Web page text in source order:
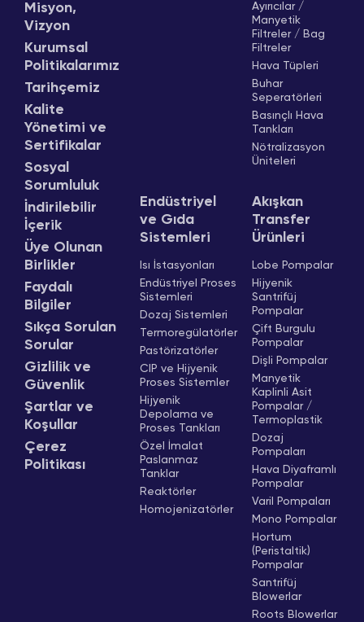
Misyon,
Vizyon
Kurumsal
Politikalarımız
Tarihçemiz
Kalite
Yönetimi ve
Sertifikalar
Sosyal
Sorumluluk
İndirilebilir
İçerik
Üye Olunan
Birlikler
Faydalı
Bilgiler
Sıkça Sorulan
Sorular
Gizlilik ve
Güvenlik
Şartlar ve
Koşullar
Çerez
Politikası
Ayırıcılar /
Manyetik
Filtreler / Bag
Filtreler
Hava Tüpleri
Buhar
Seperatörleri
Basınçlı Hava
Tankları
Nötralizasyon
Üniteleri
Endüstriyel
ve Gıda
Sistemleri
Isı İstasyonları
Endüstriyel Proses
Sistemleri
Dozaj Sistemleri
Termoregülatörler
Pastörizatörler
CIP ve Hijyenik
Proses Sistemler
Hijyenik
Depolama ve
Proses Tankları
Özel İmalat
Paslanmaz
Tanklar
Reaktörler
Homojenizatörler
Akışkan
Transfer
Ürünleri
Lobe Pompalar
Hijyenik
Santrifüj
Pompalar
Çift Burgulu
Pompalar
Dişli Pompalar
Manyetik
Kaplinli Asit
Pompalar /
Termoplastik
Dozaj
Pompaları
Hava Diyaframlı
Pompalar
Varil Pompaları
Mono Pompalar
Hortum
(Peristaltik)
Pompalar
Santrifüj
Blowerlar
Roots Blowerlar